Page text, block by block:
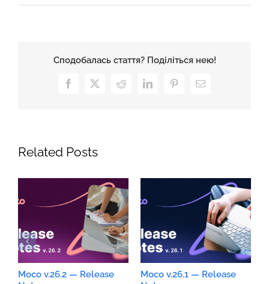
Сподобалась стаття? Поділіться нею!
Facebook
X RedditLinkedInPinterestEmail
Related Posts
Moco v.26.2 — Release
Moco v.26.1 — Release